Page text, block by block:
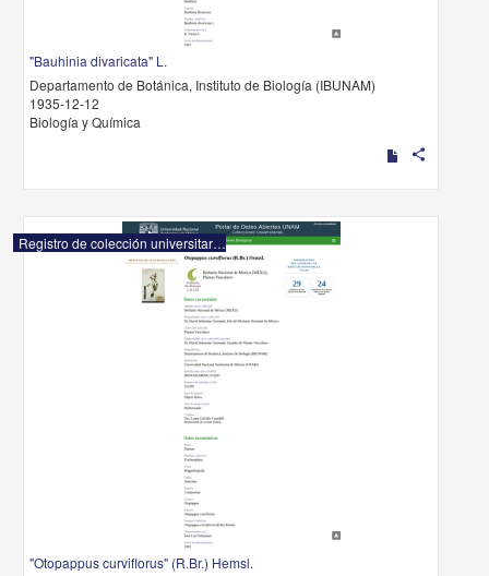
"Bauhinia divaricata" L.
Departamento de Botánica, Instituto de Biología (IBUNAM)
1935-12-12
Biología y Química
share
Registro de colección universitaria
"Otopappus curviflorus" (R.Br.) Hemsl.